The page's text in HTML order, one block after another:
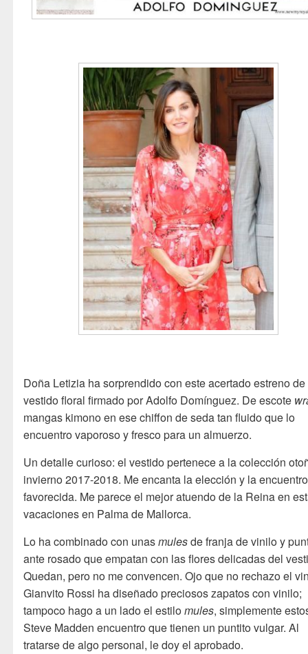
Doña Letizia ha sorprendido con este acertado estreno de
vestido floral firmado por Adolfo Domínguez. De escote
mangas kimono en ese chiffon de seda tan fluido que lo
encuentro vaporoso y fresco para un almuerzo.
Un detalle curioso: el vestido pertenece a la colección
invierno 2017-2018. Me encanta la elección y la
favorecida. Me parece el mejor atuendo de la Reina en
vacaciones en Palma de Mallorca.
Lo ha combinado con unasmulesde franja de vinilo y
ante rosado que empatan con las flores delicadas del
Quedan, pero no me convencen. Ojo que no rechazo el
Gianvito Rossi ha diseñado preciosos zapatos con vinilo;
tampoco hago a un lado el estilomules, simplemente
Steve Madden encuentro que tienen un puntito vulgar. Al
tratarse de algo personal, le doy el aprobado.